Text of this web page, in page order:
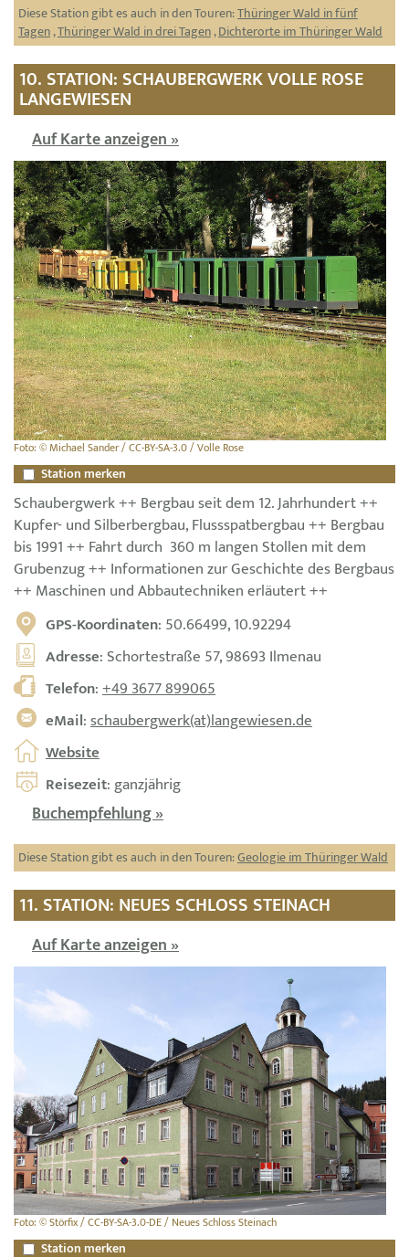
Diese Station gibt es auch in den Touren:Thüringer Wald in fünf
Tagen,Thüringer Wald in drei Tagen,Dichterorte im Thüringer Wald
10. STATION: SCHAUBERGWERK VOLLE ROSE
LANGEWIESEN
Auf Karte anzeigen »
Foto: © Michael Sander / CC-BY-SA-3.0 / Volle Rose
Station merken
Schaubergwerk ++ Bergbau seit dem 12. Jahrhundert ++
Kupfer- und Silberbergbau, Flussspatbergbau ++ Bergbau
bis 1991 ++ Fahrt durch 360 m langen Stollen mit dem
Grubenzug ++ Informationen zur Geschichte des Bergbaus
++ Maschinen und Abbautechniken erläutert ++
GPS-Koordinaten: 50.66499, 10.92294
Adresse: Schortestraße 57, 98693 Ilmenau
Telefon:+49 3677 899065
eMail:schaubergwerk(at)langewiesen.de
Website
Reisezeit: ganzjährig
Buchempfehlung »
Diese Station gibt es auch in den Touren:Geologie im Thüringer Wald
11. STATION: NEUES SCHLOSS STEINACH
Auf Karte anzeigen »
Foto: © Störfix / CC-BY-SA-3.0-DE / Neues Schloss Steinach
Station merken